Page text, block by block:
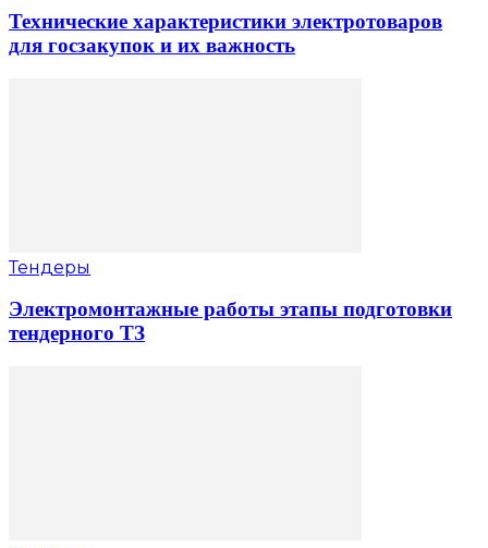
Технические характеристики электротоваров
для госзакупок и их важность
Тендеры
Электромонтажные работы этапы подготовки
тендерного ТЗ